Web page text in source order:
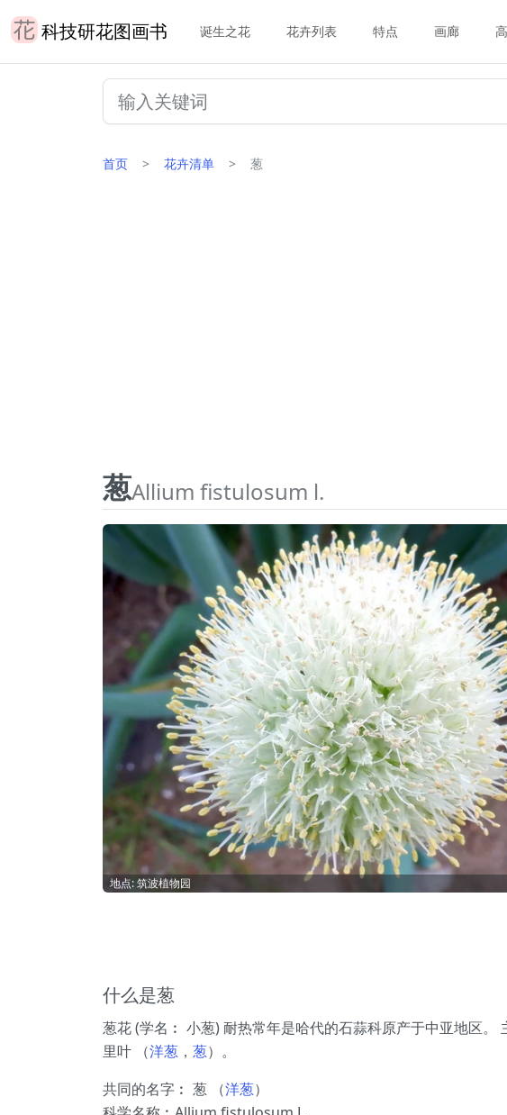
科技研花图画书 诞生之花 花卉列表 特点 画廊
首页 花卉清单 葱
葱Allium fistulosum l.
地点: 筑波植物园
什么是葱
葱花 (学名︰ 小葱) 耐热常年是哈代的石蒜科原产于中亚地区。
里叶 （洋葱 ， 葱）。
共同的名字︰ 葱 （洋葱）